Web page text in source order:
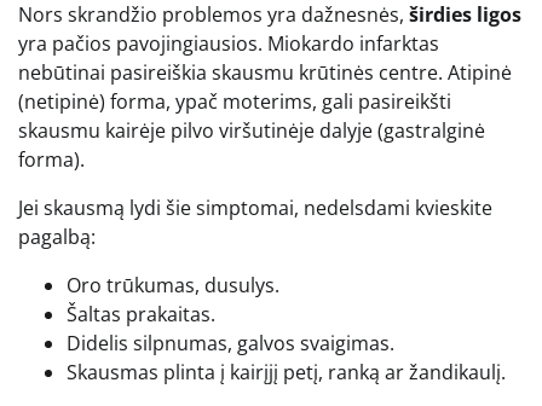
Nors skrandžio problemos yra dažnesnės, širdies ligos
yra pačios pavojingiausios. Miokardo infarktas
nebūtinai pasireiškia skausmu krūtinės centre. Atipinė
(netipinė) forma, ypač moterims, gali pasireikšti
skausmu kairėje pilvo viršutinėje dalyje (gastralginė
forma).
Jei skausmą lydi šie simptomai, nedelsdami kvieskite
pagalbą:
Oro trūkumas, dusulys.
Šaltas prakaitas.
Didelis silpnumas, galvos svaigimas.
Skausmas plinta į kairįjį petį, ranką ar žandikaulį.